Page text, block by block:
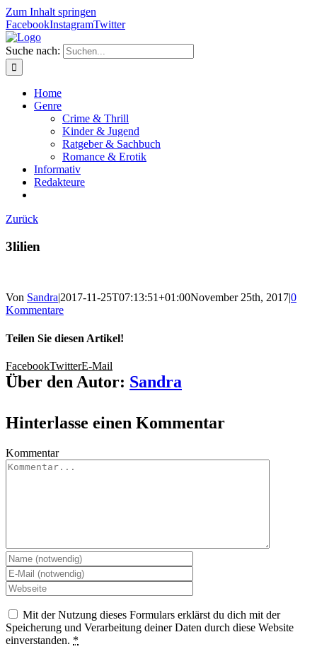
Zum Inhalt springen
FacebookInstagramTwitter
Suche nach:
Home
Genre
Crime & Thrill
Kinder & Jugend
Ratgeber & Sachbuch
Romance & Erotik
Informativ
Redakteure
Zurück
3lilien
Von Sandra|2017-11-25T07:13:51+01:00November 25th, 2017|0
Kommentare
Teilen Sie diesen Artikel!
FacebookTwitterE-Mail
Über den Autor: Sandra
Hinterlasse einen Kommentar
Kommentar
Mit der Nutzung dieses Formulars erklärst du dich mit der
Speicherung und Verarbeitung deiner Daten durch diese Website
einverstanden. *